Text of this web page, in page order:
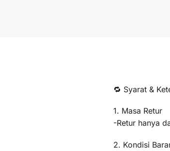
🔁 Syarat &
1. Masa Retur
-Retur hanya
2. Kondisi